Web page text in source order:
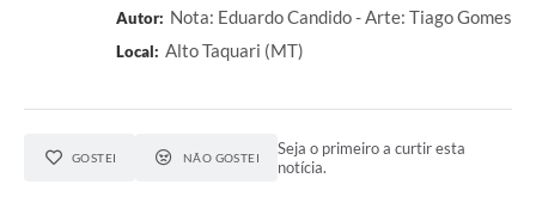
Autor: Nota: Eduardo Candido - Arte: Tiago Gomes
Local: Alto Taquari (MT)
GOSTEI NÃO GOSTEI
Seja o primeiro a curtir esta
notícia.